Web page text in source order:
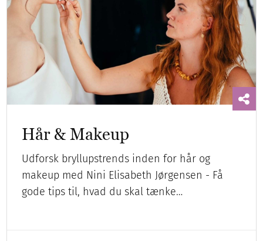
Hår & Makeup
Udforsk bryllupstrends inden for hår og
makeup med Nini Elisabeth Jørgensen - Få
gode tips til, hvad du skal tænke…